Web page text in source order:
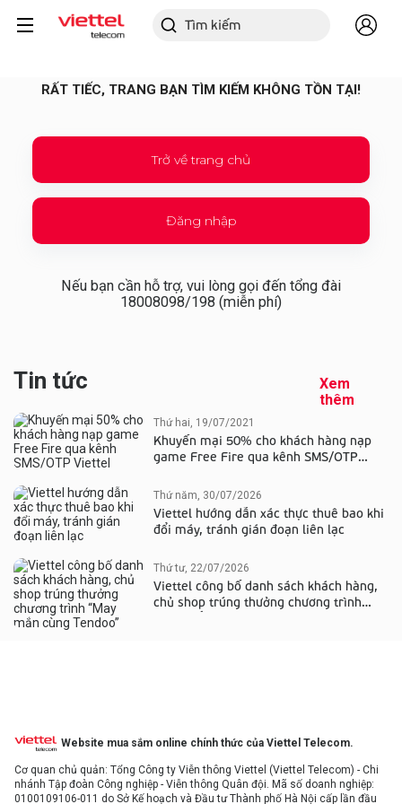
RẤT TIẾC, TRANG BẠN TÌM KIẾM KHÔNG TỒN TẠI!
Trở về trang chủ
Đăng nhập
Nếu bạn cần hỗ trợ, vui lòng gọi đến tổng đài
18008098/198 (miễn phí)
Tin tức
Xem
thêm
Thứ hai, 19/07/2021
Khuyến mại 50% cho khách hàng nạp
game Free Fire qua kênh SMS/OTP
Thứ năm, 30/07/2026
Viettel hướng dẫn xác thực thuê bao khi
đổi máy, tránh gián đoạn liên lạc
Thứ tư, 22/07/2026
Viettel công bố danh sách khách hàng,
chủ shop trúng thưởng chương trình
Website mua sắm online chính thức của Viettel Telecom.
Cơ quan chủ quản: Tổng Công ty Viễn thông Viettel (Viettel Telecom) - Chi
nhánh Tập đoàn Công nghiệp - Viễn thông Quân đội. Mã số doanh nghiệp:
0100109106-011 do Sở Kế hoạch và Đầu tư Thành phố Hà Nội cấp lần đầu